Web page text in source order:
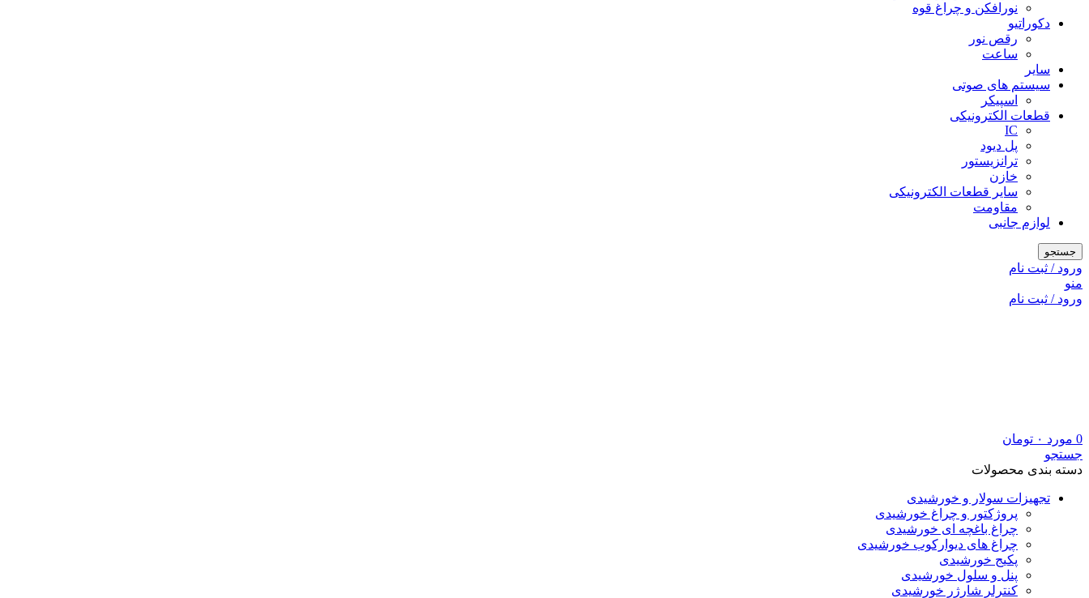
نورافکن و چراغ قوه
دکوراتیو
رقص نور
ساعت
سایر
سیستم های صوتی
اسپیکر
قطعات الکترونیکی
IC
پل دیود
ترانزیستور
خازن
سایر قطعات الکترونیکی
مقاومت
لوازم جانبی
جستجو
ورود / ثبت نام
منو
ورود / ثبت نام
0 مورد ۰ تومان
جستجو
دسته بندی محصولات
تجهیزات سولار و خورشیدی
پروژکتور و چراغ خورشیدی
چراغ باغچه ای خورشیدی
چراغ های دیوارکوب خورشیدی
پکیج خورشیدی
پنل و سلول خورشیدی
کنترلر شارژر خورشیدی